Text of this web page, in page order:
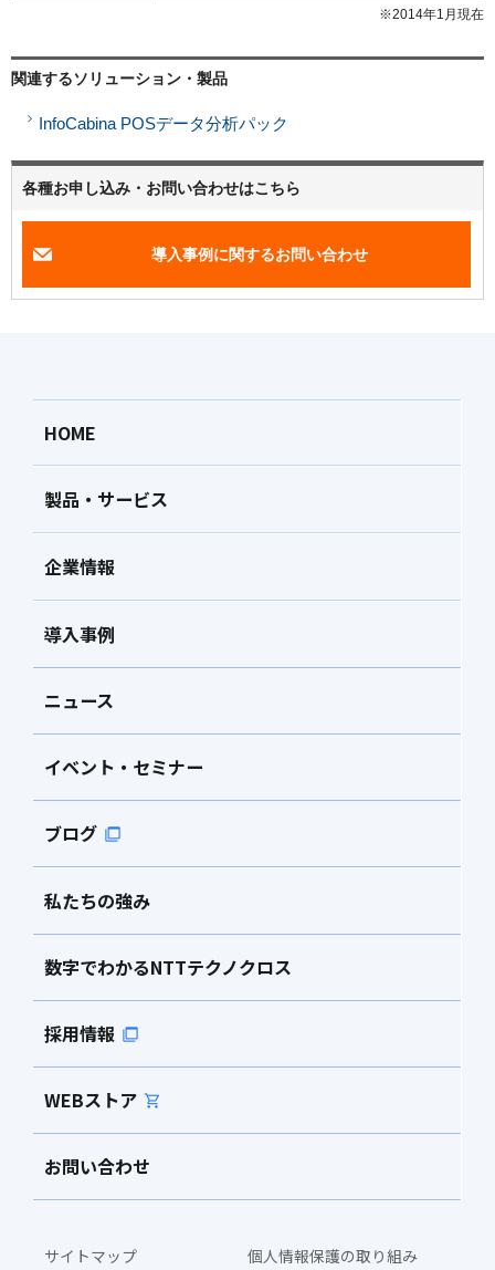
※2014年1月現在
関連するソリューション・製品
InfoCabina POSデータ分析パック
各種お申し込み・お問い合わせはこちら
導入事例に関するお問い合わせ
HOME
製品・サービス
企業情報
導入事例
ニュース
イベント・セミナー
ブログ
私たちの強み
数字でわかるNTTテクノクロス
採用情報
WEBストア
お問い合わせ
サイトマップ
個人情報保護の取り組み